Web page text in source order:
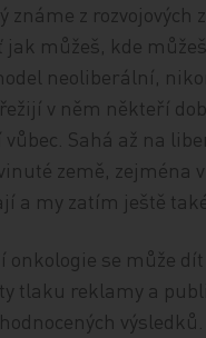
známe z rozvojových
jak můžeš, kde můžeš
neoliberální,
v něm někteří
Sahá až na
země, zejména
a my zatím ještě
onkologie se může
tlaku reklamy a